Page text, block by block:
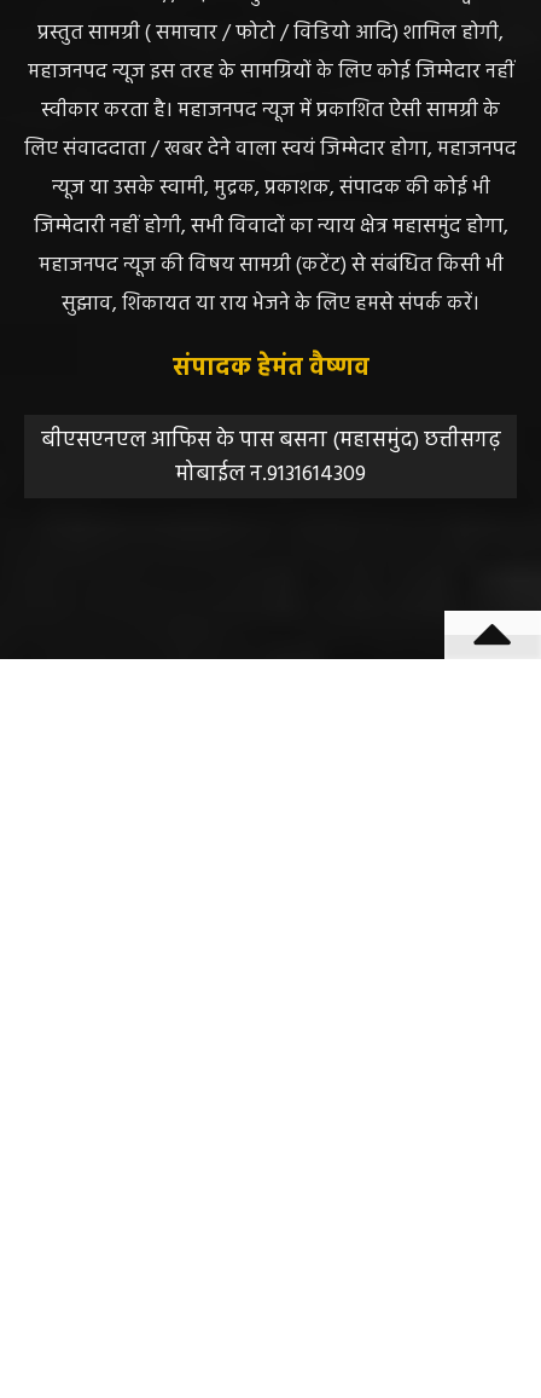
प्रस्तुत सामग्री ( समाचार / फोटो / विडियो आदि) शामिल होगी,
महाजनपद न्यूज इस तरह के सामग्रियों के लिए कोई जिम्मेदार नहीं
स्वीकार करता है। महाजनपद न्यूज में प्रकाशित ऐसी सामग्री के
लिए संवाददाता / खबर देने वाला स्वयं जिम्मेदार होगा, महाजनपद
न्यूज या उसके स्वामी, मुद्रक, प्रकाशक, संपादक की कोई भी
जिम्मेदारी नहीं होगी, सभी विवादों का न्याय क्षेत्र महासमुंद होगा,
महाजनपद न्यूज की विषय सामग्री (कटेंट) से संबंधित किसी भी
सुझाव, शिकायत या राय भेजने के लिए हमसे संपर्क करें।
संपादक हेमंत वैष्णव
बीएसएनएल आफिस के पास बसना (महासमुंद) छत्तीसगढ़
मोबाईल न.9131614309